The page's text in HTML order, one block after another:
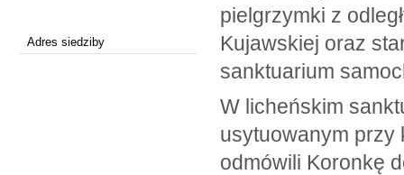
Adres siedziby
pielgrzymki z
Kujawskiej oraz
sanktuarium
W licheńskim
usytuowanym
odmówili Koronkę